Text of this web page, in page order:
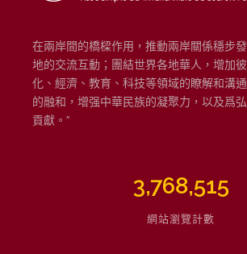
在兩岸間的橋樑作用，推動兩岸關係穩步
地的交流互動；團結世界各地華人，增加
化、經濟、教育、科技等領域的瞭解和溝
的融和，增强中華民族的凝聚力，以及爲
貢獻。”
3,768,515
網站瀏覽計數